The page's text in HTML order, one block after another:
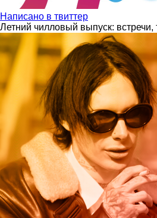
Написано в твиттер
Летний чилловый выпуск: